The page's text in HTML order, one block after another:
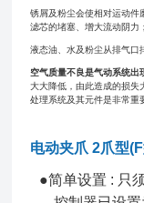
锈屑及粉尘会使相对运动件
滤芯的堵塞、增大流动阴力
液态油、水及粉尘从排气口
空气质量不良是气动系统出
大大降低，由此造成的损失
处理系统及其元件是非常重
电动夹爪 2爪型
●简单设置 : 只